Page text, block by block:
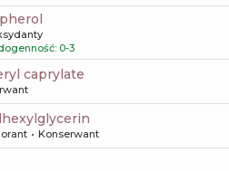
0-3
caprylate
Konserwant